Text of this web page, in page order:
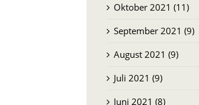
Oktober 2021 (11)
September 2021 (9)
August 2021 (9)
Juli 2021 (9)
Juni 2021 (8)